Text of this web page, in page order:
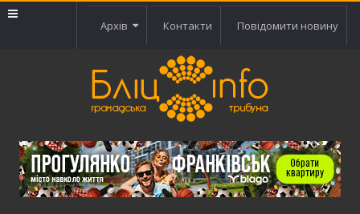
Архів Контакти Повідомити новину